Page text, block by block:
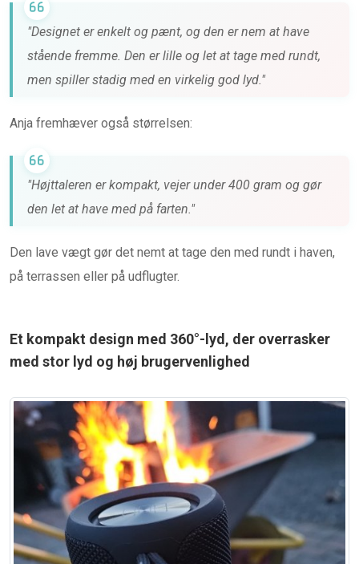
"Designet er enkelt og pænt, og den er nem at have
stående fremme. Den er lille og let at tage med rundt,
men spiller stadig med en virkelig god lyd."
Anja fremhæver også størrelsen:
"Højttaleren er kompakt, vejer under 400 gram og gør
den let at have med på farten."
Den lave vægt gør det nemt at tage den med rundt i haven,
på terrassen eller på udflugter.
Et kompakt design med 360°-lyd, der overrasker
med stor lyd og høj brugervenlighed